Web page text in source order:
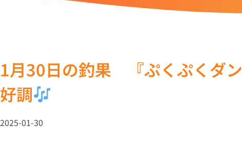
1月30日の釣果 『ぷくぷくダ
好調
2025-01-30